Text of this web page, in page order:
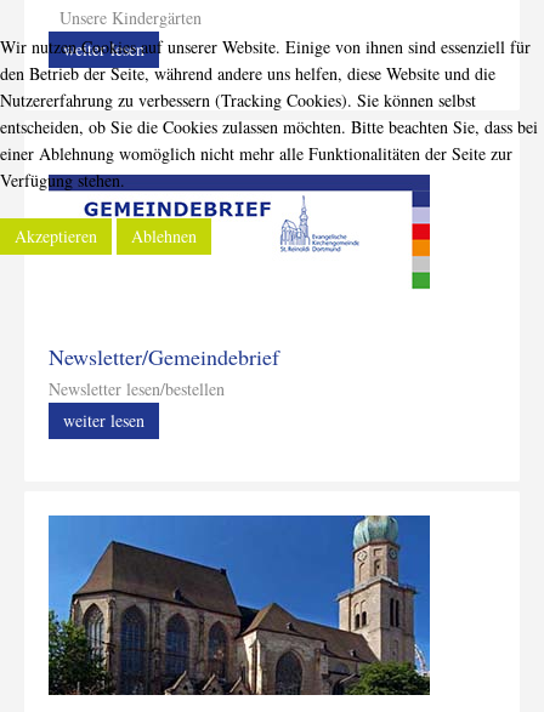
Unsere Kindergärten
weiter lesen
Newsletter/Gemeindebrief
Newsletter lesen/bestellen
weiter lesen
Wir nutzen Cookies auf unserer Website. Einige von ihnen sind essenziell für
den Betrieb der Seite, während andere uns helfen, diese Website und die
Nutzererfahrung zu verbessern (Tracking Cookies). Sie können selbst
entscheiden, ob Sie die Cookies zulassen möchten. Bitte beachten Sie, dass bei
einer Ablehnung womöglich nicht mehr alle Funktionalitäten der Seite zur
Verfügung stehen.
Akzeptieren Ablehnen